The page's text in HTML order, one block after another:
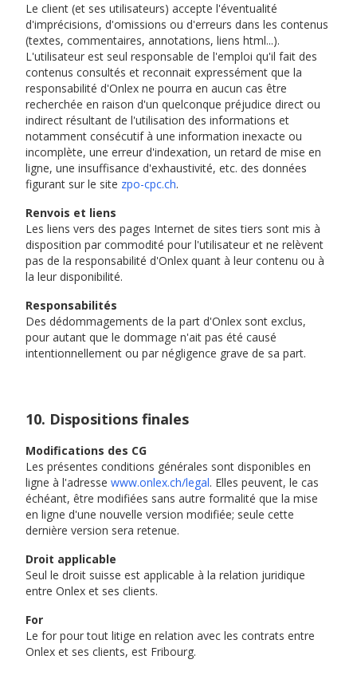
Le client (et ses utilisateurs) accepte l'éventualité
d'imprécisions, d'omissions ou d'erreurs dans les contenus
(textes, commentaires, annotations, liens html...).
L'utilisateur est seul responsable de l'emploi qu'il fait des
contenus consultés et reconnait expressément que la
responsabilité d'Onlex ne pourra en aucun cas être
recherchée en raison d'un quelconque préjudice direct ou
indirect résultant de l'utilisation des informations et
notamment consécutif à une information inexacte ou
incomplète, une erreur d'indexation, un retard de mise en
ligne, une insuffisance d'exhaustivité, etc. des données
figurant sur le site zpo-cpc.ch.
Renvois et liens
Les liens vers des pages Internet de sites tiers sont mis à
disposition par commodité pour l'utilisateur et ne relèvent
pas de la responsabilité d'Onlex quant à leur contenu ou à
la leur disponibilité.
Responsabilités
Des dédommagements de la part d'Onlex sont exclus,
pour autant que le dommage n'ait pas été causé
intentionnellement ou par négligence grave de sa part.
10. Dispositions finales
Modifications des CG
Les présentes conditions générales sont disponibles en
ligne à l'adresse www.onlex.ch/legal. Elles peuvent, le cas
échéant, être modifiées sans autre formalité que la mise
en ligne d'une nouvelle version modifiée; seule cette
dernière version sera retenue.
Droit applicable
Seul le droit suisse est applicable à la relation juridique
entre Onlex et ses clients.
For
Le for pour tout litige en relation avec les contrats entre
Onlex et ses clients, est Fribourg.